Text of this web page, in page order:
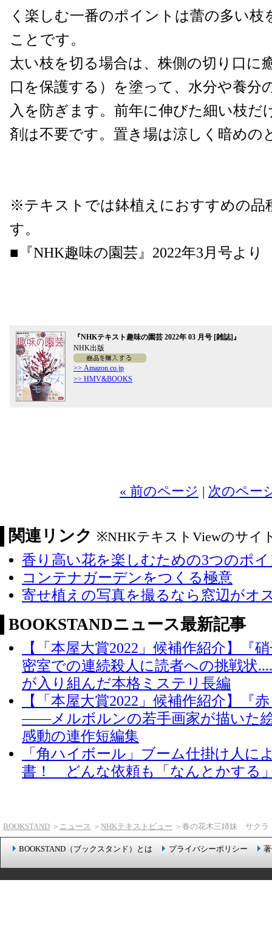
く楽しむ一番のポイントは蕾の多い枝
ことです。
太い枝を切る場合は、株側の切り口に
口を保護する）を塗って、水分や養分
入を防ぎます。前年に伸びた細い枝だ
剤は不要です。置き場は涼しく暗めの
※テキストでは鉢植えにおすすめの品
す。
■『NHK趣味の園芸』2022年3月号より
『NHKテキスト趣味の園芸 2022年 03 月号 [雑誌]』
NHK出版
>> Amazon.co.jp
>> HMV&BOOKS
« 前のページ | 次のペー
関連リンク ※NHKテキストViewのサイ
香り高い花を楽しむための3つのポ
コンテナガーデンをつくる極意
寄せ植えの写真を撮るなら窓辺がオ
BOOKSTANDニュース最新記事
【「本屋大賞2022」候補作紹介】
密室での連続殺人に読者への挑戦状
が入り組んだ本格ミステリ長編
【「本屋大賞2022」候補作紹介】『
――メルボルンの若手画家が描いた
感動の連作短編集
「角ハイボール」ブーム仕掛け人に
書！ どんな依頼も「なんとかする
BOOKSTAND ＞ ニュース ＞ NHKテキストビュー ＞春の花木三姉妹 サクラ
BOOKSTAND（ブックスタンド）とは プライバシーポリシー